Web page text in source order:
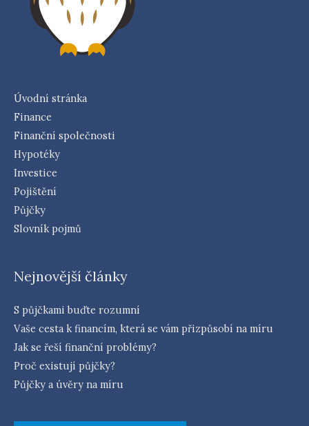
Úvodní stránka
Finance
Finanční společnosti
Hypotéky
Investice
Pojištění
Půjčky
Slovník pojmů
Nejnovější články
S půjčkami buďte rozumní
Vaše cesta k financím, která se vám přizpůsobí na míru
Jak se řeší finanční problémy?
Proč existují půjčky?
Půjčky a úvěry na míru